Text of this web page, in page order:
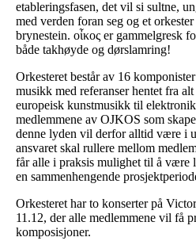
etableringsfasen, det vil si sultne,
med verden foran seg og et
brynestein. οἶκος er gammelgresk
både takhøyde og dørslamring!
Orkesteret består av 16
musikk med referanser hentet fra
europeisk kunstmusikk til
medlemmene av OJKOS som
denne lyden vil derfor alltid være i
ansvaret skal rullere mellom
får alle i praksis mulighet til å være
en sammenhengende
Orkesteret har to konserter på
11.12, der alle medlemmene vil få
komposisjoner.